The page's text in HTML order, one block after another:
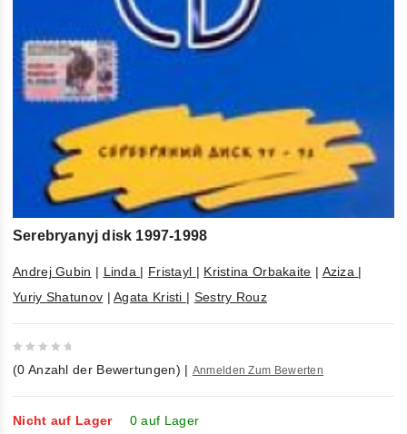
Serebryanyj disk 1997-1998
Andrej Gubin | Linda | Fristayl | Kristina Orbakaite | Aziza |
Yuriy Shatunov |Agata Kristi | Sestry Rouz
out
of
5
(0 Anzahl der Bewertungen) | Anmelden Zum Bewerten
Nicht auf Lager 0 auf Lager